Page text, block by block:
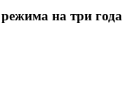
на три года